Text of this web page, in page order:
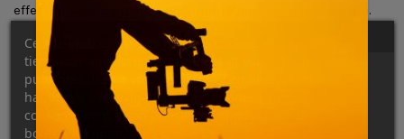
effectué sans couper ni changer la position de tournage.
Un engrenage de mise au point avec pas de 0,8 mm est
intégré à l'objectif et permet une compatibilité directe
avec les accessoires de mise au point standard.
La conception et la construction SMO (Smooth Motion
Optics) de Sony réduisent la variation d'angle de vue, le
Ce site Web utilise ses propres cookies et ceux de
tiers pour améliorer nos services et vous montrer des
publicités liées à vos préférences en analysant vos
habitudes de navigation. Pour donner votre
consentement à son utilisation, appuyez sur le
bouton Accepter.